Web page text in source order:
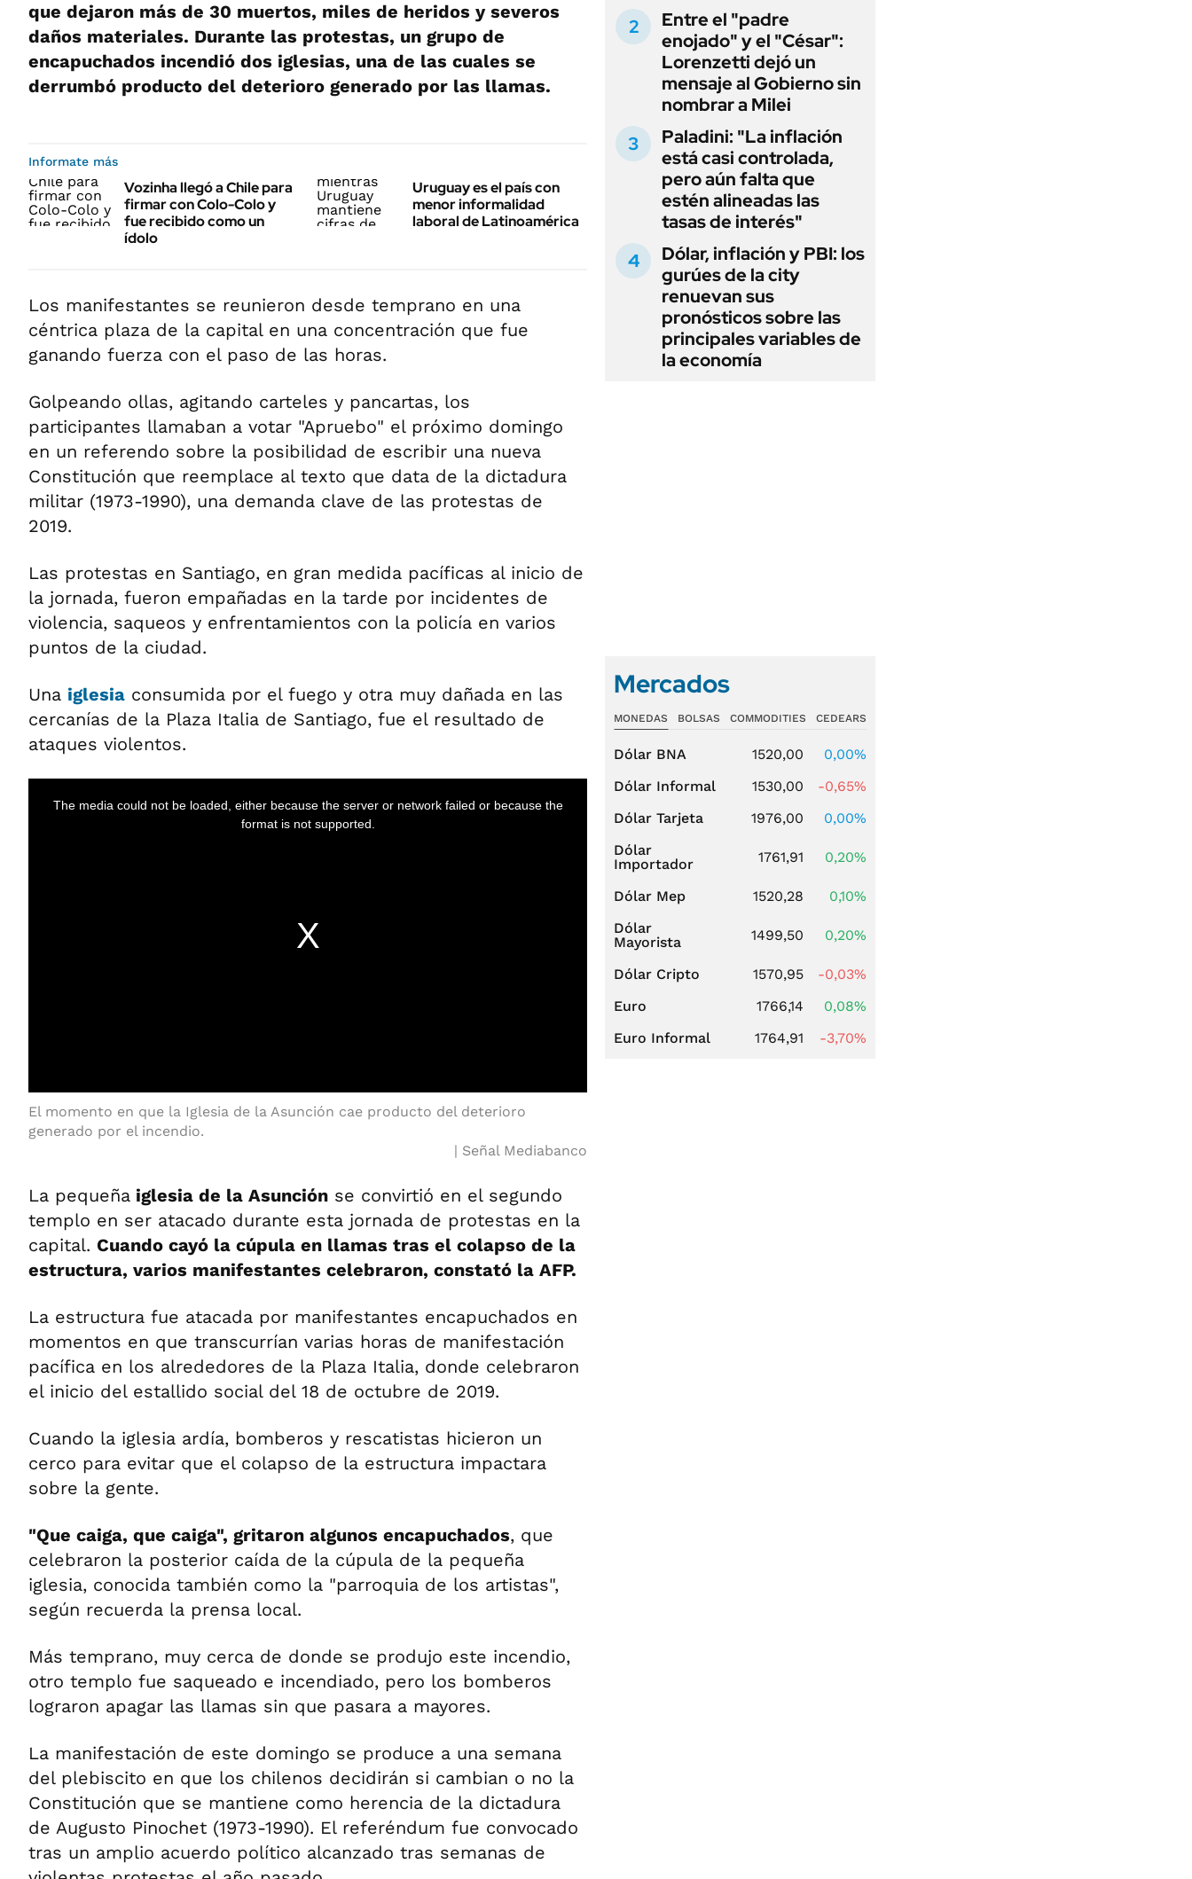
que dejaron más de 30 muertos, miles de heridos y severos
daños materiales. Durante las protestas, un grupo de
encapuchados incendió dos iglesias, una de las cuales se
derrumbó producto del deterioro generado por las llamas.
Informate más
Vozinha llegó a Chile para
firmar con Colo-Colo y
fue recibido como un
ídolo
Uruguay es el país con
menor informalidad
laboral de Latinoamérica
Los manifestantes se reunieron desde temprano en una
céntrica plaza de la capital en una concentración que fue
ganando fuerza con el paso de las horas.
Golpeando ollas, agitando carteles y pancartas, los
participantes llamaban a votar "Apruebo" el próximo domingo
en un referendo sobre la posibilidad de escribir una nueva
Constitución que reemplace al texto que data de la dictadura
militar (1973-1990), una demanda clave de las protestas de
2019.
Las protestas en Santiago, en gran medida pacíficas al inicio de
la jornada, fueron empañadas en la tarde por incidentes de
violencia, saqueos y enfrentamientos con la policía en varios
puntos de la ciudad.
Una iglesia consumida por el fuego y otra muy dañada en las
cercanías de la Plaza Italia de Santiago, fue el resultado de
ataques violentos.
El momento en que la Iglesia de la Asunción cae producto del deterioro
generado por el incendio.
Señal Mediabanco
La pequeña iglesia de la Asunción se convirtió en el segundo
templo en ser atacado durante esta jornada de protestas en la
capital. Cuando cayó la cúpula en llamas tras el colapso de la
estructura, varios manifestantes celebraron, constató la AFP.
La estructura fue atacada por manifestantes encapuchados en
momentos en que transcurrían varias horas de manifestación
pacífica en los alrededores de la Plaza Italia, donde celebraron
el inicio del estallido social del 18 de octubre de 2019.
Cuando la iglesia ardía, bomberos y rescatistas hicieron un
cerco para evitar que el colapso de la estructura impactara
sobre la gente.
"Que caiga, que caiga", gritaron algunos encapuchados, que
celebraron la posterior caída de la cúpula de la pequeña
iglesia, conocida también como la "parroquia de los artistas",
según recuerda la prensa local.
Más temprano, muy cerca de donde se produjo este incendio,
otro templo fue saqueado e incendiado, pero los bomberos
lograron apagar las llamas sin que pasara a mayores.
La manifestación de este domingo se produce a una semana
del plebiscito en que los chilenos decidirán si cambian o no la
Constitución que se mantiene como herencia de la dictadura
de Augusto Pinochet (1973-1990). El referéndum fue convocado
tras un amplio acuerdo político alcanzado tras semanas de
Entre el "padre
enojado" y el "César":
Lorenzetti dejó un
mensaje al Gobierno sin
nombrar a Milei
Paladini: "La inflación
está casi controlada,
pero aún falta que
estén alineadas las
tasas de interés"
Dólar, inflación y PBI: los
gurúes de la city
renuevan sus
pronósticos sobre las
principales variables de
la economía
Mercados
MONEDAS BOLSAS COMMODITIES CEDEARS
Dólar BNA 1520,00
0,00%
Dólar Informal
1530,00
-0,65%
Dólar Tarjeta
1976,00
0,00%
Dólar
Importador
1761,91 0,20%
Dólar Mep 1520,28
0,10%
Dólar
Mayorista
1499,50 0,20%
Dólar Cripto 1570,95
-0,03%
Euro
1766,14
0,08%
Euro Informal
1764,91 -3,70%